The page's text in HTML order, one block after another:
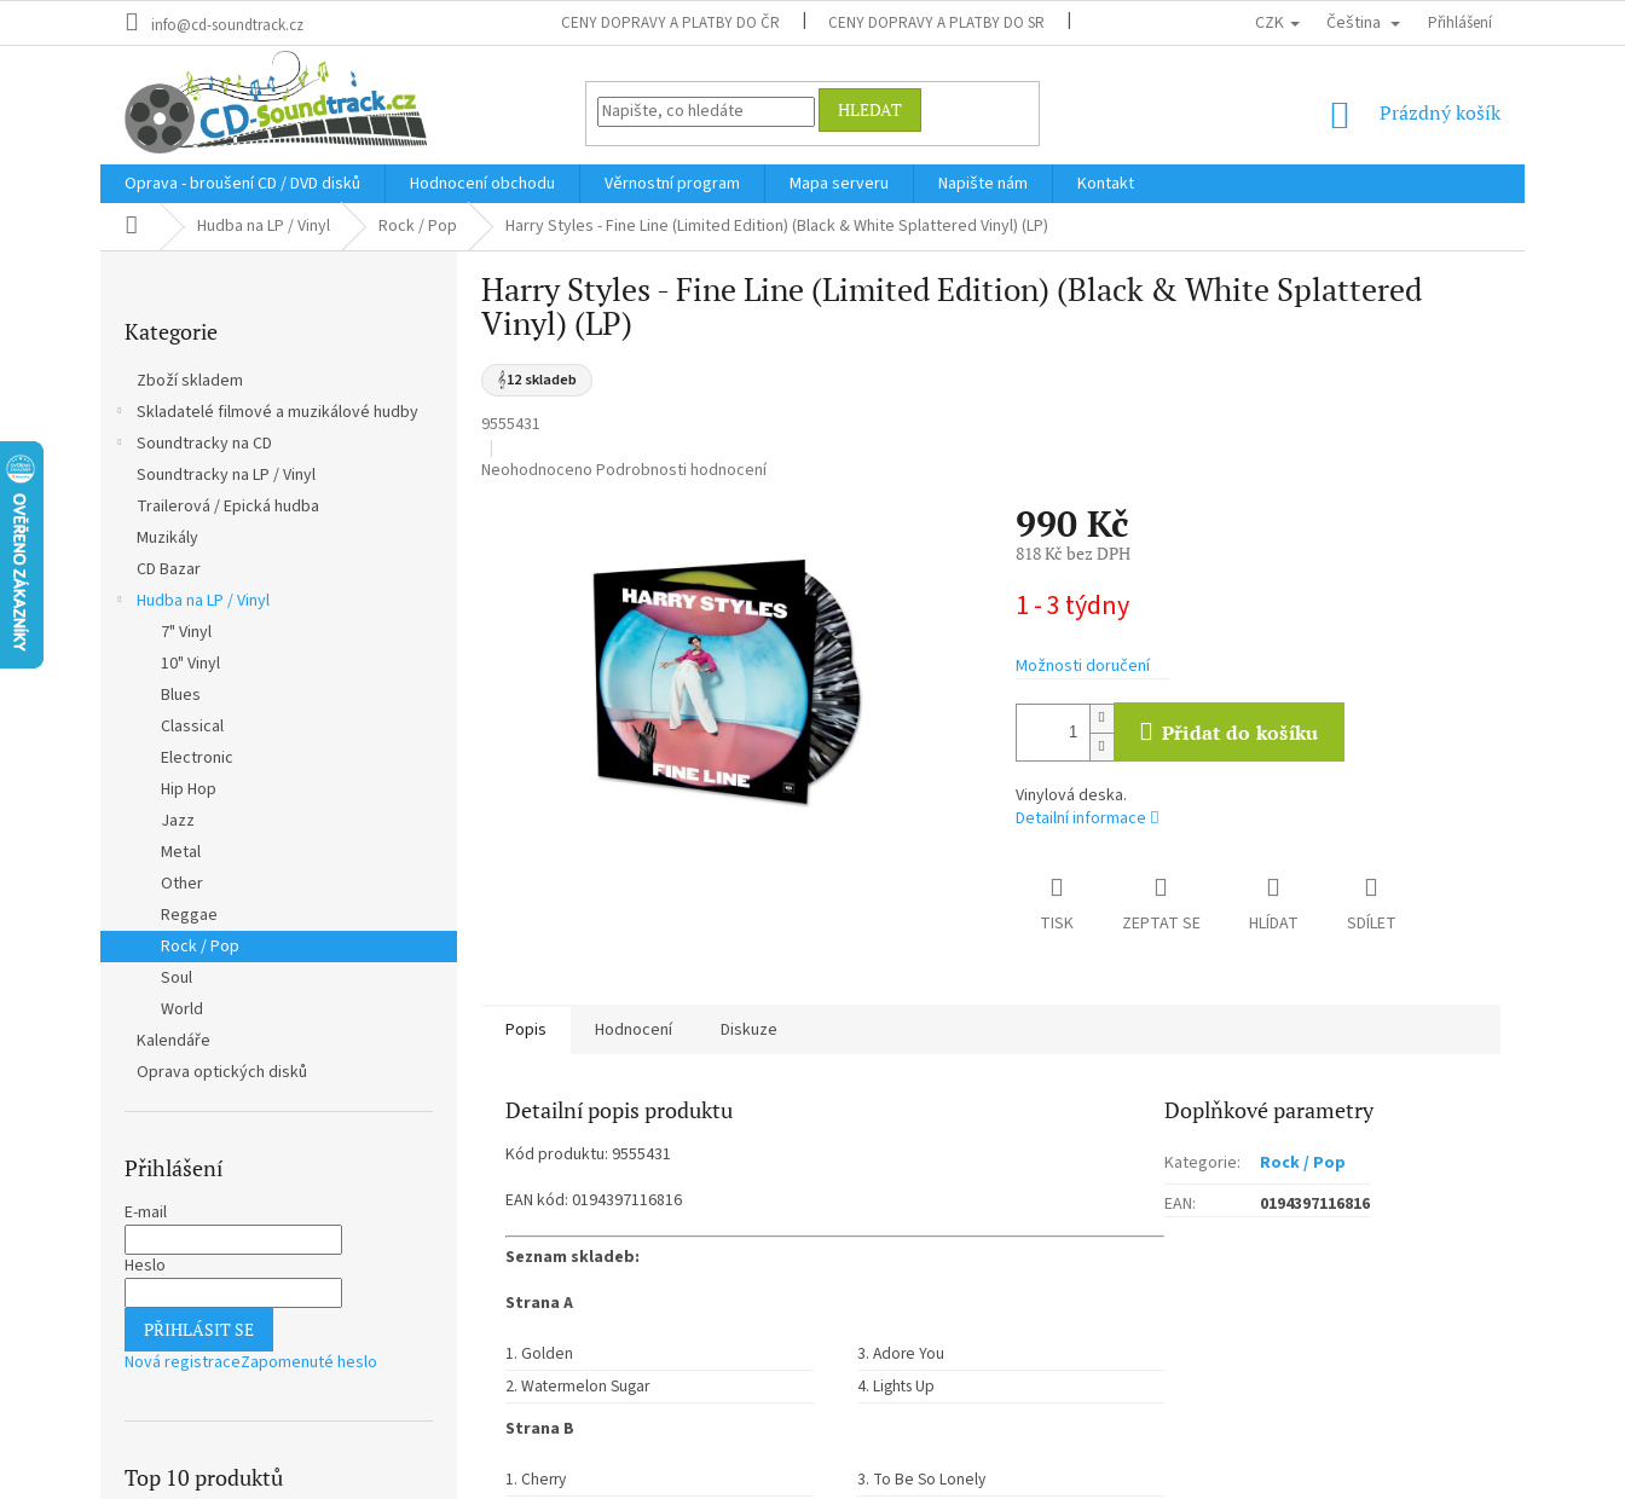
info@cd-soundtrack.cz CENY DOPRAVY A PLATBY DO ČR CENY DOPRAVY A PLATBY DO SR DOPRAVA DO EU / INTERNATIONAL SHIPPING OBCHODNÍ PODMÍNKY
CZK Čeština Přihlášení
HLEDAT
NÁKUPNÍ
Prázdný košík
Oprava - broušení CD / DVD disků Hodnocení obchodu Věrnostní program Mapa serveru Napište nám
Kontakt
Domů Hudba na LP / Vinyl Rock / Pop Harry Styles - Fine Line (Limited Edition) (Black & White Splattered Vinyl) (LP)
kategorie
Kategorie
Zboží skladem
Skladatelé filmové a muzikálové hudby
Soundtracky na CD
Soundtracky na LP / Vinyl
Trailerová / Epická hudba
Muzikály
CD Bazar
Hudba na LP / Vinyl
7" Vinyl
10" Vinyl
Blues
Classical
Electronic
Hip Hop
Jazz
Metal
Other
Reggae
Rock / Pop
Soul
World
Kalendáře
Oprava optických disků
Přihlášení
E-mail
Heslo
PŘIHLÁSIT SE
Nová registraceZapomenuté heslo
Top 10 produktů
Harry Styles - Fine Line (Limited Edition) (Black & White Splattered
Vinyl) (LP)
𝄞12 skladeb
9555431
Průměrné
Neohodnoceno Podrobnosti hodnocení
990 Kč
818 Kč bez DPH
cena:
1 - 3 týdny
Možnosti doručení
Přidat do košíku
Vinylová deska.
Detailní informace
TISK ZEPTAT SE HLÍDAT SDÍLET
Popis Hodnocení Diskuze
Detailní popis produktu
Kód produktu: 9555431
EAN kód: 0194397116816
Seznam skladeb:
Strana A
Golden
Watermelon Sugar
Adore You
Lights Up
Strana B
Cherry
To Be So Lonely
Doplňkové parametry
Kategorie:
Rock / Pop
EAN: 0194397116816